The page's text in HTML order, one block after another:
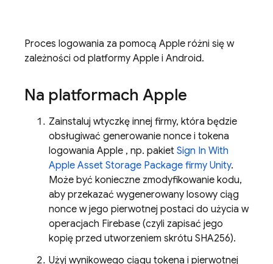
Proces logowania za pomocą Apple różni się w
zależności od platformy Apple i Android.
Na platformach Apple
Zainstaluj wtyczkę innej firmy, która będzie
obsługiwać generowanie nonce i tokena
logowania Apple , np. pakiet Sign In With
Apple Asset Storage Package firmy Unity.
Może być konieczne zmodyfikowanie kodu,
aby przekazać wygenerowany losowy ciąg
nonce w jego pierwotnej postaci do użycia w
operacjach Firebase (czyli zapisać jego
kopię przed utworzeniem skrótu SHA256).
Użyj wynikowego ciągu tokena i pierwotnej